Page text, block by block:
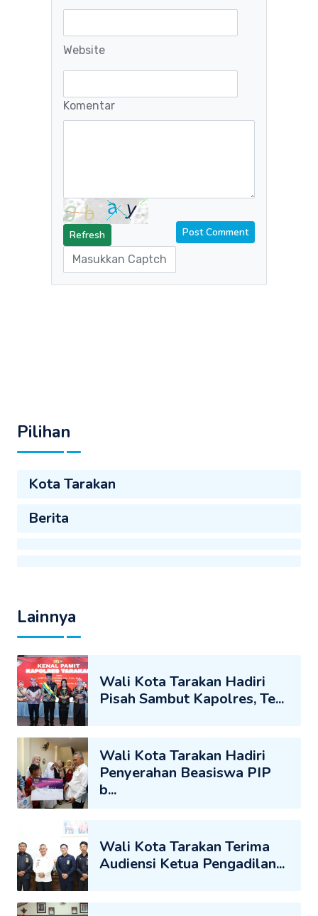
Website
Komentar
Refresh
Pilihan
Kota Tarakan
Berita
Lainnya
Wali Kota Tarakan Hadiri
Pisah Sambut Kapolres, Te...
Wali Kota Tarakan Hadiri
Penyerahan Beasiswa PIP
b...
Wali Kota Tarakan Terima
Audiensi Ketua Pengadilan...